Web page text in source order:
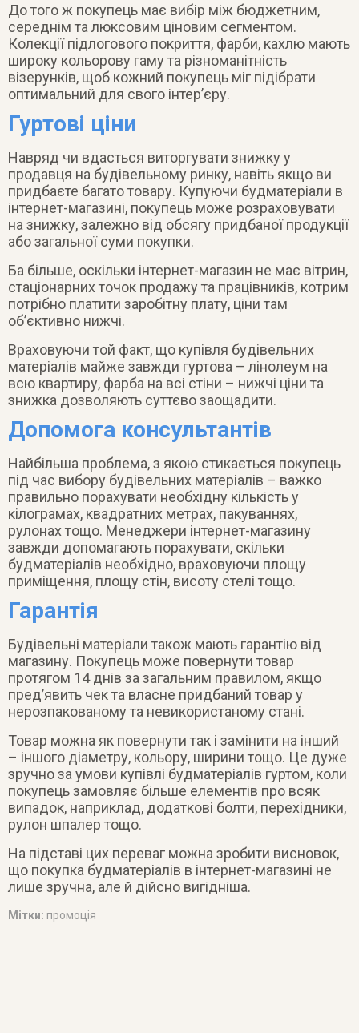
До того ж покупець має вибір між бюджетним,
середнім та люксовим ціновим сегментом.
Колекції підлогового покриття, фарби, кахлю мають
широку кольорову гаму та різноманітність
візерунків, щоб кожний покупець міг підібрати
оптимальний для свого інтер’єру.
Гуртові ціни
Навряд чи вдасться виторгувати знижку у
продавця на будівельному ринку, навіть якщо ви
придбаєте багато товару. Купуючи будматеріали в
інтернет-магазині, покупець може розраховувати
на знижку, залежно від обсягу придбаної продукції
або загальної суми покупки.
Ба більше, оскільки інтернет-магазин не має вітрин,
стаціонарних точок продажу та працівників, котрим
потрібно платити заробітну плату, ціни там
обʼєктивно нижчі.
Враховуючи той факт, що купівля будівельних
матеріалів майже завжди гуртова – лінолеум на
всю квартиру, фарба на всі стіни – нижчі ціни та
знижка дозволяють суттєво заощадити.
Допомога консультантів
Найбільша проблема, з якою стикається покупець
під час вибору будівельних матеріалів – важко
правильно порахувати необхідну кількість у
кілограмах, квадратних метрах, пакуваннях,
рулонах тощо. Менеджери інтернет-магазину
завжди допомагають порахувати, скільки
будматеріалів необхідно, враховуючи площу
приміщення, площу стін, висоту стелі тощо.
Гарантія
Будівельні матеріали також мають гарантію від
магазину. Покупець може повернути товар
протягом 14 днів за загальним правилом, якщо
пред’явить чек та власне придбаний товар у
нерозпакованому та невикористаному стані.
Товар можна як повернути так і замінити на інший
– іншого діаметру, кольору, ширини тощо. Це дуже
зручно за умови купівлі будматеріалів гуртом, коли
покупець замовляє більше елементів про всяк
випадок, наприклад, додаткові болти, перехідники,
рулон шпалер тощо.
На підставі цих переваг можна зробити висновок,
що покупка будматеріалів в інтернет-магазині не
лише зручна, але й дійсно вигідніша.
Мітки: промоція